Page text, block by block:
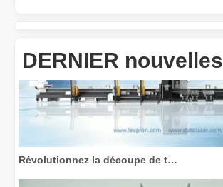
DERNIER nouvelles